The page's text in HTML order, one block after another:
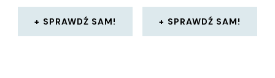
SPRAWDŹ SAM! SPRAWDŹ SAM!